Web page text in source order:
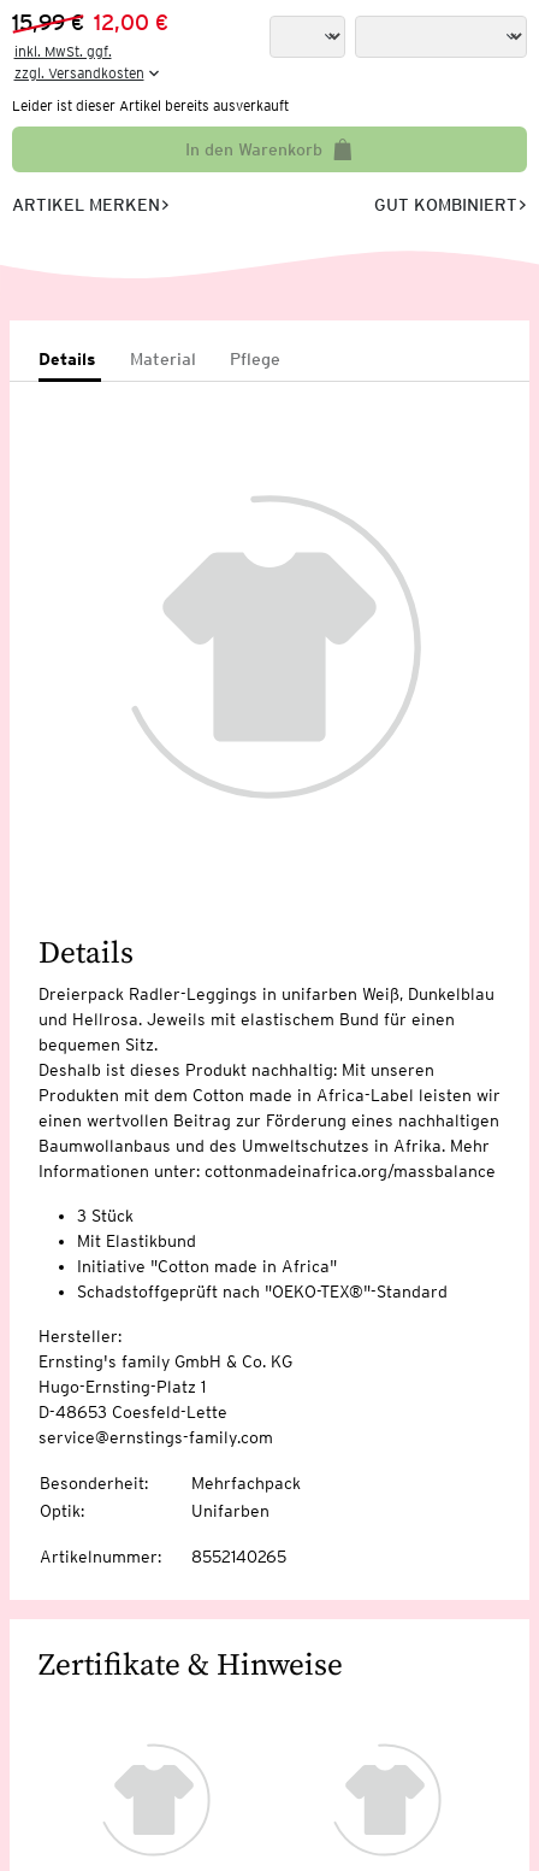
Vorheriger Preis:
15,99 €
Neuer Preis:
12,00 €
inkl. MwSt. ggf.
zzgl. Versandkosten
Leider ist dieser Artikel bereits ausverkauft
In den Warenkorb
ARTIKEL MERKEN GUT KOMBINIERT
Details Material Pflege
Details
Dreierpack Radler-Leggings in unifarben Weiß, Dunkelblau
und Hellrosa. Jeweils mit elastischem Bund für einen
bequemen Sitz.
Deshalb ist dieses Produkt nachhaltig: Mit unseren
Produkten mit dem Cotton made in Africa-Label leisten wir
einen wertvollen Beitrag zur Förderung eines nachhaltigen
Baumwollanbaus und des Umweltschutzes in Afrika. Mehr
Informationen unter: cottonmadeinafrica.org/massbalance
3 Stück
Mit Elastikbund
Initiative "Cotton made in Africa"
Schadstoffgeprüft nach "OEKO-TEX®"-Standard
Hersteller:
Ernsting's family GmbH & Co. KG
Hugo-Ernsting-Platz 1
D-48653 Coesfeld-Lette
service@ernstings-family.com
Besonderheit:
Mehrfachpack
Optik: Unifarben
Artikelnummer: 8552140265
Zertifikate & Hinweise